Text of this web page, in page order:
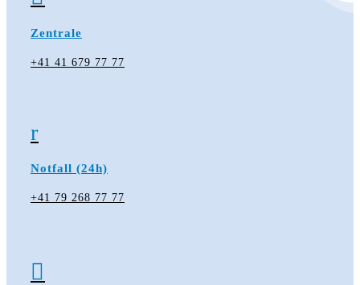
Zentrale
+41 41 679 77 77
r
Notfall (24h)
+41 79 268 77 77
